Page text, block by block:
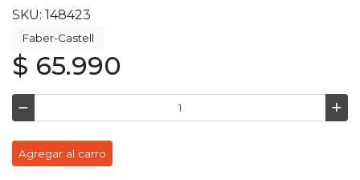
SKU: 148423
Faber-Castell
$ 65.990
Agregar al carro